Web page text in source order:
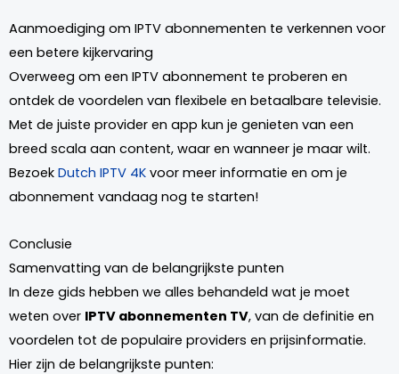
Aanmoediging om IPTV abonnementen te verkennen voor
een betere kijkervaring
Overweeg om een IPTV abonnement te proberen en
ontdek de voordelen van flexibele en betaalbare televisie.
Met de juiste provider en app kun je genieten van een
breed scala aan content, waar en wanneer je maar wilt.
Bezoek Dutch IPTV 4K voor meer informatie en om je
abonnement vandaag nog te starten!
Conclusie
Samenvatting van de belangrijkste punten
In deze gids hebben we alles behandeld wat je moet
weten over IPTV abonnementen TV, van de definitie en
voordelen tot de populaire providers en prijsinformatie.
Hier zijn de belangrijkste punten: